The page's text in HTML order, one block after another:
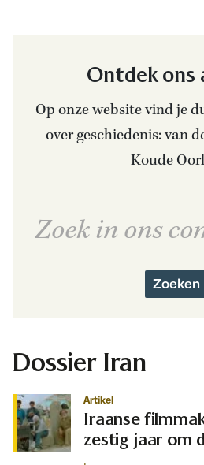
Ontdek ons
Op onze website vind je
over geschiedenis: van
Koude
Zoeken
Dossier Iran
Artikel
Iraanse
zestig jaar om